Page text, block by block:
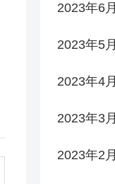
2023年6月
2023年5月
2023年4月
2023年3月
2023年2月